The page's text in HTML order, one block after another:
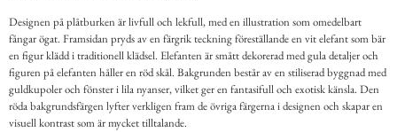
Designen på plåtburken är livfull och lekfull, med en illustration som omedelbart
fångar ögat. Framsidan pryds av en färgrik teckning föreställande en vit elefant som bär
en figur klädd i traditionell klädsel. Elefanten är smått dekorerad med gula detaljer och
figuren på elefanten håller en röd skål. Bakgrunden består av en stiliserad byggnad med
guldkupoler och fönster i lila nyanser, vilket ger en fantasifull och exotisk känsla. Den
röda bakgrundsfärgen lyfter verkligen fram de övriga färgerna i designen och skapar en
visuell kontrast som är mycket tilltalande.